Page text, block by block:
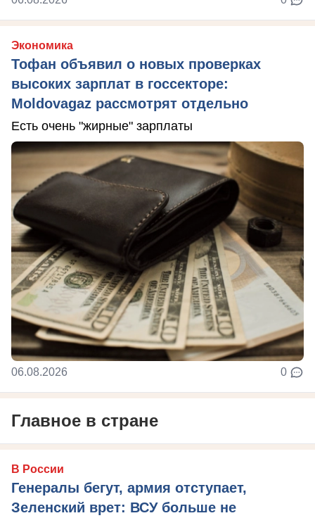
Экономика
Тофан объявил о новых проверках
высоких зарплат в госсекторе:
Moldovagaz рассмотрят отдельно
Есть очень "жирные" зарплаты
06.08.2026 0
Главное в стране
В России
Генералы бегут, армия отступает,
Зеленский врет: ВСУ больше не